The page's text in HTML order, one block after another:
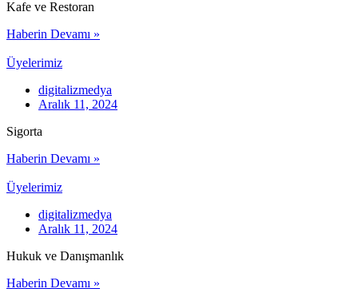
Kafe ve Restoran
Haberin Devamı »
Üyelerimiz
digitalizmedya
Aralık 11, 2024
Sigorta
Haberin Devamı »
Üyelerimiz
digitalizmedya
Aralık 11, 2024
Hukuk ve Danışmanlık
Haberin Devamı »